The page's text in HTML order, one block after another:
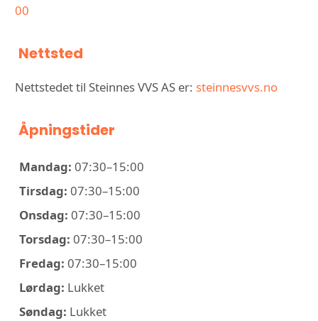
00
Nettsted
Nettstedet til Steinnes VVS AS er: steinnesvvs.no
Åpningstider
Mandag: 07:30–15:00
Tirsdag: 07:30–15:00
Onsdag: 07:30–15:00
Torsdag: 07:30–15:00
Fredag: 07:30–15:00
Lørdag: Lukket
Søndag: Lukket